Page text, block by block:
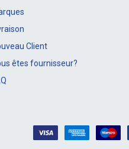
Client
êtes fournisseur?